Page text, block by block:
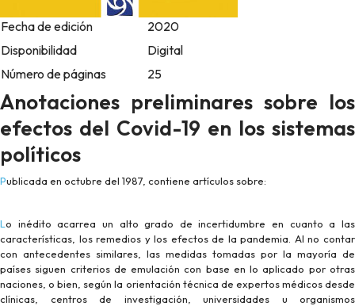
Fecha de edición
2020
Disponibilidad
Digital
Número de páginas
25
Anotaciones preliminares sobre los
efectos del Covid-19 en los sistemas
políticos
Publicada en octubre del 1987, contiene artículos sobre:
Lo inédito acarrea un alto grado de incertidumbre en cuanto a las
características, los remedios y los efectos de la pandemia. Al no contar
con antecedentes similares, las medidas tomadas por la mayoría de
países siguen criterios de emulación con base en lo aplicado por otras
naciones, o bien, según la orientación técnica de expertos médicos desde
clínicas, centros de investigación, universidades u organismos